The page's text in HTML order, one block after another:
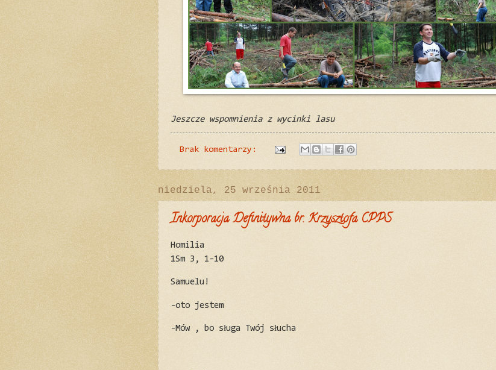
Jeszcze wspomnienia z wycinki lasu
Brak komentarzy:
niedziela, 25 września 2011
Inkorporacja Definitywna br. Krzysztofa CPPS
Homilia
1Sm 3, 1-10
Samuelu!
-oto jestem
-Mów , bo sługa Twój słucha